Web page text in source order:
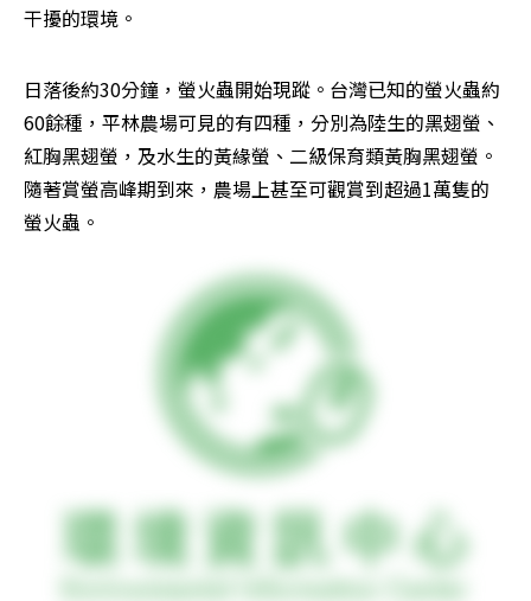
干擾的環境。
日落後約30分鐘，螢火蟲開始現蹤。台灣已知的螢火蟲約
60餘種，平林農場可見的有四種，分別為陸生的黑翅螢、
紅胸黑翅螢，及水生的黃緣螢、二級保育類黃胸黑翅螢。
隨著賞螢高峰期到來，農場上甚至可觀賞到超過1萬隻的
螢火蟲。